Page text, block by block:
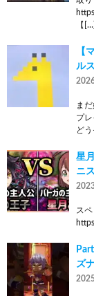
【[…]
【
ル
ま
プ
ど
星
ニス
ス
ズ